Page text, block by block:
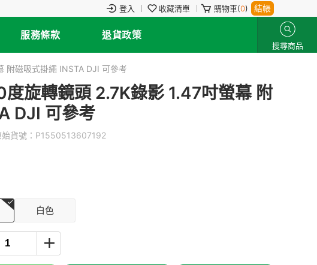
登入 收藏清單 購物車(0) 結帳
服務條款 退貨政策
搜尋商品
附磁吸式掛繩 INSTA DJI 可參考
旋轉鏡頭 2.7K錄影 1.47吋螢幕 附
DJI 可參考
貨號： P1550513607192
白色